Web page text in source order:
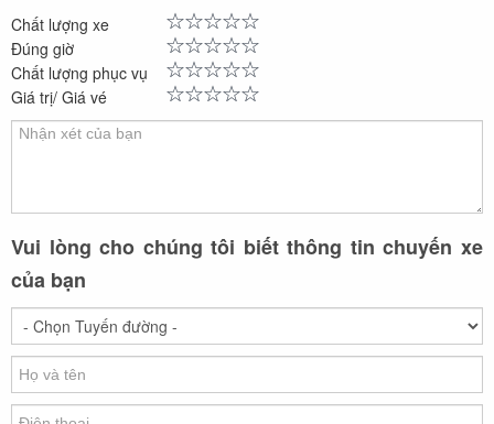
Chất lượng xe
Đúng giờ
Chất lượng phục vụ
Giá trị/ Giá vé
Vui lòng cho chúng tôi biết thông tin chuyến xe
của bạn